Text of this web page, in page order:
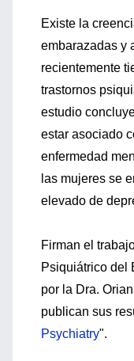
Existe la
embarazadas y
recientemente
trastornos
estudio
estar asociado
enfermedad
las mujeres se
elevado de
Firman el
Psiquiátrico del
por la Dra.
publican sus
Psychiatry".